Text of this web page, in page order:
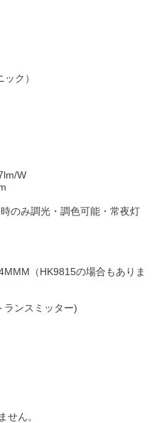
ク）
W
のみ調光・調色可能・常夜灯
（HK9815の場合もありま
ランスミッター)
せん。